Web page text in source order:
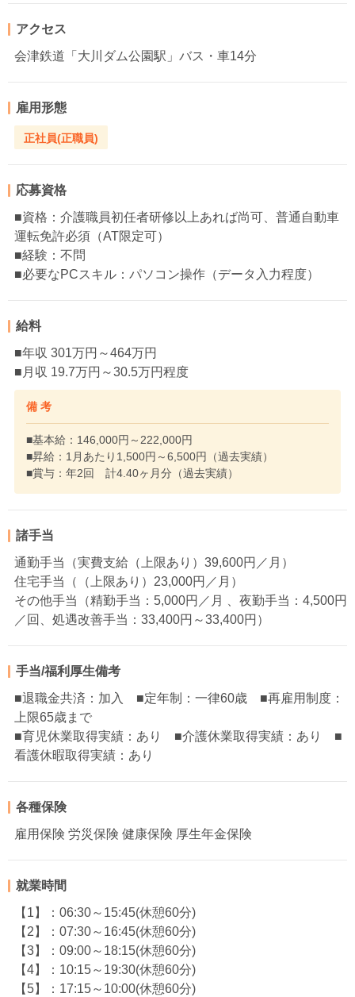
アクセス
会津鉄道「大川ダム公園駅」バス・車14分
雇用形態
正社員(正職員)
応募資格
■資格：介護職員初任者研修以上あれば尚可、普通自動車
運転免許必須（AT限定可）
■経験：不問
■必要なPCスキル：パソコン操作（データ入力程度）
給料
■年収 301万円～464万円
■月収 19.7万円～30.5万円程度
備 考
■基本給：146,000円～222,000円
■昇給：1月あたり1,500円～6,500円（過去実績）
■賞与：年2回 計4.40ヶ月分（過去実績）
諸手当
通勤手当（実費支給（上限あり）39,600円／月）
住宅手当（（上限あり）23,000円／月）
その他手当（精勤手当：5,000円／月 、夜勤手当：4,500円
／回、処遇改善手当：33,400円～33,400円）
手当/福利厚生備考
■退職金共済：加入 ■定年制：一律60歳 ■再雇用制度：
上限65歳まで
■育児休業取得実績：あり ■介護休業取得実績：あり ■
看護休暇取得実績：あり
各種保険
雇用保険 労災保険 健康保険 厚生年金保険
就業時間
【1】：06:30～15:45(休憩60分)
【2】：07:30～16:45(休憩60分)
【3】：09:00～18:15(休憩60分)
【4】：10:15～19:30(休憩60分)
【5】：17:15～10:00(休憩60分)